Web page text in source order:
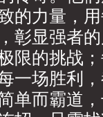
的力量，
彰显强者
限的挑战
一场胜利
单而霸道